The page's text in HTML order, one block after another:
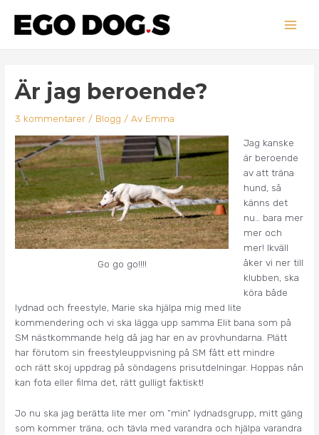
innehåll
Är jag beroende?
3 kommentarer / Blogg / Av Emma
Go go go!!!!
Jag kanske
är beroende
av att träna
hund, så
känns det
nu… bara mer
mer och
mer! Ikväll
åker vi ner till
klubben, ska
köra både
lydnad och freestyle, Marie ska hjälpa mig med lite
kommendering och vi ska lägga upp samma Elit bana som på
SM nästkommande helg då jag har en av provhundarna. Plätt
har förutom sin freestyleuppvisning på SM fått ett mindre
och rätt skoj uppdrag på söndagens prisutdelningar. Hoppas nån
kan fota eller filma det, rätt gulligt faktiskt!
Jo nu ska jag berätta lite mer om ”min” lydnadsgrupp, mitt gäng
som kommer träna, och tävla med varandra och hjälpa varandra